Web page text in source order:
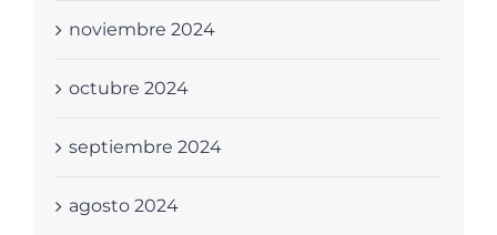
noviembre 2024
octubre 2024
septiembre 2024
agosto 2024